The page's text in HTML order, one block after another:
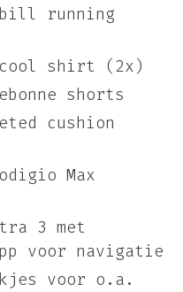
running
cool shirt (2x)
shorts
cushion
Max
3 met
voor navigatie
voor o.a.